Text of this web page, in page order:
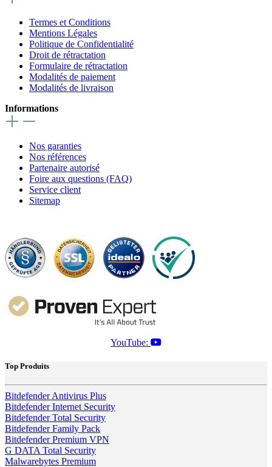
Termes et Conditions
Mentions Légales
Politique de Confidentialité
Droit de rétractation
Formulaire de rétractation
Modalités de paiement
Modalités de livraison
Informations
Nos garanties
Nos références
Partenaire autorisé
Foire aux questions (FAQ)
Service client
Sitemap
YouTube:
Top Produits
Bitdefender Antivirus Plus
Bitdefender Internet Security
Bitdefender Total Security
Bitdefender Family Pack
Bitdefender Premium VPN
G DATA Total Security
Malwarebytes Premium